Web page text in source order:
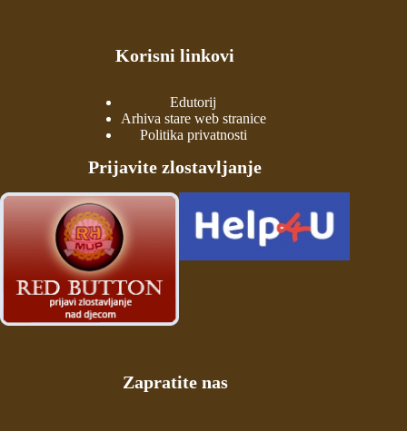
Korisni linkovi
Edutorij
Arhiva stare web stranice
Politika privatnosti
Prijavite zlostavljanje
Zapratite nas